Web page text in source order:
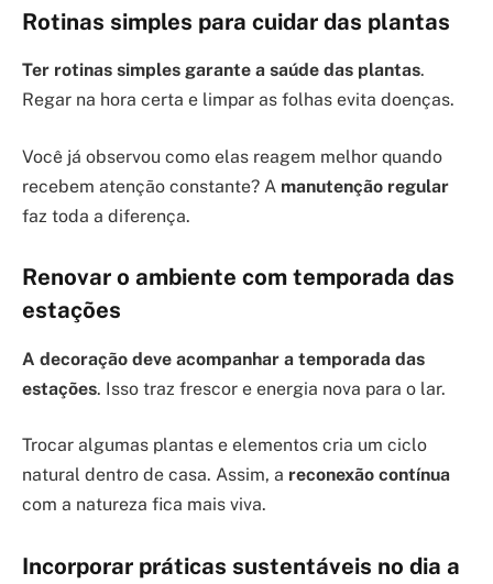
Rotinas simples para cuidar das plantas
Ter rotinas simples garante a saúde das plantas.
Regar na hora certa e limpar as folhas evita doenças.
Você já observou como elas reagem melhor quando
recebem atenção constante? A manutenção regular
faz toda a diferença.
Renovar o ambiente com temporada das
estações
A decoração deve acompanhar a temporada das
estações. Isso traz frescor e energia nova para o lar.
Trocar algumas plantas e elementos cria um ciclo
natural dentro de casa. Assim, a reconexão contínua
com a natureza fica mais viva.
Incorporar práticas sustentáveis no dia a